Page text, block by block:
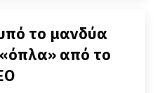
το μανδύα
από το